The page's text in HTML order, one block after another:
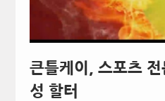
큰틀케이, 스포츠
성 할터